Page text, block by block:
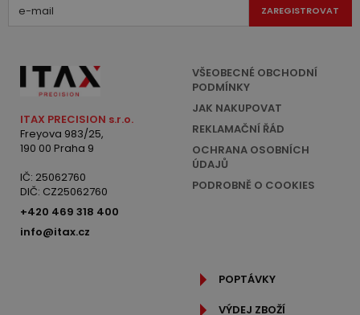
ZAREGISTROVAT
ITAX PRECISION s.r.o.
Freyova 983/25,
190 00 Praha 9
IČ: 25062760
DIČ: CZ25062760
+420 469 318 400
info@itax.cz
VŠEOBECNÉ OBCHODNÍ
PODMÍNKY
JAK NAKUPOVAT
REKLAMAČNÍ ŘÁD
OCHRANA OSOBNÍCH
ÚDAJŮ
PODROBNĚ O COOKIES
POPTÁVKY
VÝDEJ ZBOŽÍ